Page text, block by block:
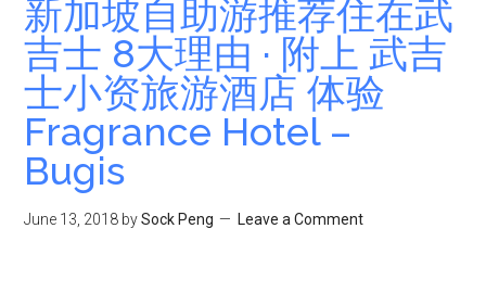
新加坡自助游推荐住在武
吉士 8大理由 · 附上 武吉
士小资旅游酒店 体验
Fragrance Hotel –
Bugis
June 13, 2018 bySock Peng Leave a Comment